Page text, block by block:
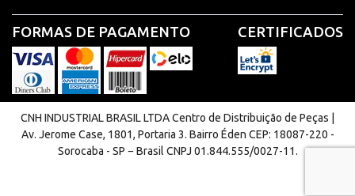
FORMAS DE PAGAMENTO CERTIFICADOS
CNH INDUSTRIAL BRASIL LTDA Centro de Distribuição de Peças |
Av. Jerome Case, 1801, Portaria 3. Bairro Éden CEP: 18087-220 -
Sorocaba - SP − Brasil CNPJ 01.844.555/0027-11.